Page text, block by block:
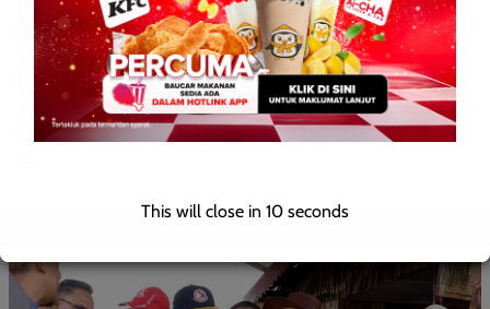
TENOM – Daerah Tenom terus mengukuhkan reputasinya
sebagai penyumbang bakat sukan berbakat di Sabah apabila
dua atlet muda berjaya melayakkan diri ke Kejohanan Merentas
This will close in9seconds